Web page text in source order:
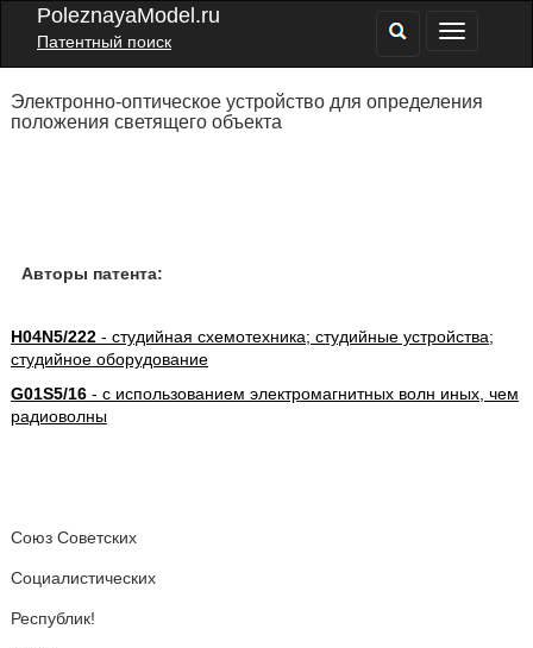
PoleznayaModel.ru
Патентный поиск
Электронно-оптическое устройство для определения
положения светящего объекта
Авторы патента:
H04N5/222- студийная схемотехника; студийные устройства;
студийное оборудование
G01S5/16- с использованием электромагнитных волн иных, чем
радиоволны
Союз Советских
Социалистических
Республик!